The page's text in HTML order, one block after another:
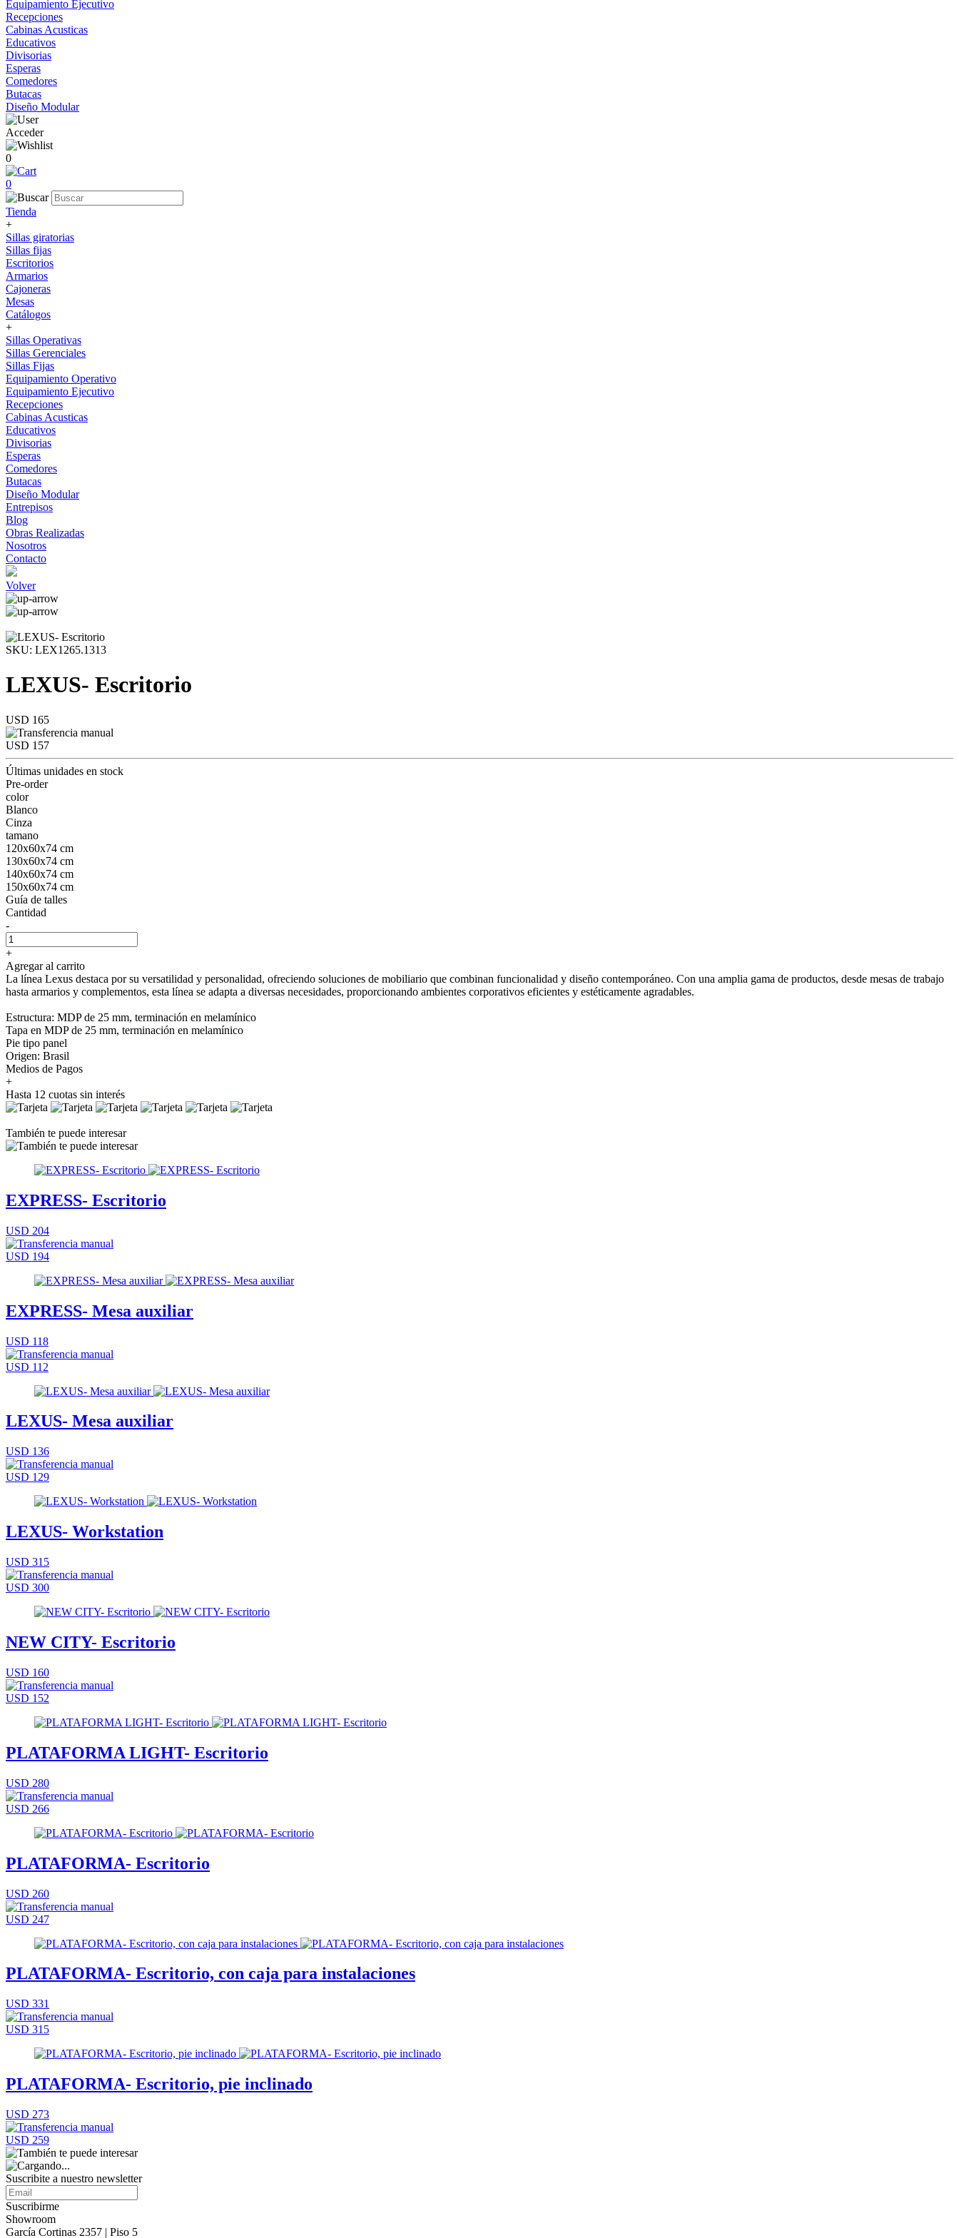
Equipamiento Ejecutivo
Recepciones
Cabinas Acusticas
Educativos
Divisorias
Esperas
Comedores
Butacas
Diseño Modular
Acceder
0
0
Tienda
+
Sillas giratorias
Sillas fijas
Escritorios
Armarios
Cajoneras
Mesas
Catálogos
+
Sillas Operativas
Sillas Gerenciales
Sillas Fijas
Equipamiento Operativo
Equipamiento Ejecutivo
Recepciones
Cabinas Acusticas
Educativos
Divisorias
Esperas
Comedores
Butacas
Diseño Modular
Entrepisos
Blog
Obras Realizadas
Nosotros
Contacto
Volver
SKU: LEX1265.1313
LEXUS- Escritorio
USD 165
USD 157
Últimas unidades en stock
Pre-order
color
Blanco
Cinza
tamano
120x60x74 cm
130x60x74 cm
140x60x74 cm
150x60x74 cm
Guía de talles
Cantidad
-
+
Agregar al carrito
La línea Lexus destaca por su versatilidad y personalidad, ofreciendo soluciones de mobiliario que combinan funcionalidad y diseño contemporáneo. Con una amplia gama de productos, desde mesas de trabajo
hasta armarios y complementos, esta línea se adapta a diversas necesidades, proporcionando ambientes corporativos eficientes y estéticamente agradables.
Estructura: MDP de 25 mm, terminación en melamínico
Tapa en MDP de 25 mm, terminación en melamínico
Pie tipo panel
Origen: Brasil
Medios de Pagos
+
Hasta 12 cuotas sin interés
También te puede interesar
EXPRESS- Escritorio
USD 204
USD 194
EXPRESS- Mesa auxiliar
USD 118
USD 112
LEXUS- Mesa auxiliar
USD 136
USD 129
LEXUS- Workstation
USD 315
USD 300
NEW CITY- Escritorio
USD 160
USD 152
PLATAFORMA LIGHT- Escritorio
USD 280
USD 266
PLATAFORMA- Escritorio
USD 260
USD 247
PLATAFORMA- Escritorio, con caja para instalaciones
USD 331
USD 315
PLATAFORMA- Escritorio, pie inclinado
USD 273
USD 259
Suscribite a nuestro newsletter
Suscribirme
Showroom
García Cortinas 2357 | Piso 5